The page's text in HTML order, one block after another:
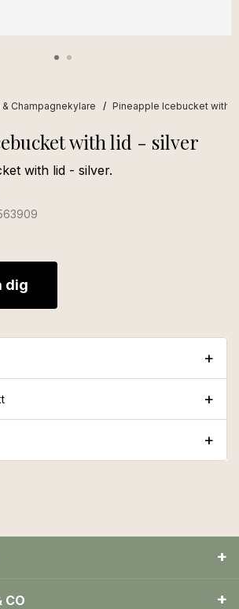
& Champagnekylare Pineapple Icebucket with
with lid - silver
with lid - silver.
dig
CO